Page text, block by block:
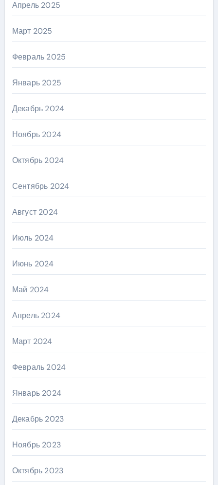
Апрель 2025
Март 2025
Февраль 2025
Январь 2025
Декабрь 2024
Ноябрь 2024
Октябрь 2024
Сентябрь 2024
Август 2024
Июль 2024
Июнь 2024
Май 2024
Апрель 2024
Март 2024
Февраль 2024
Январь 2024
Декабрь 2023
Ноябрь 2023
Октябрь 2023